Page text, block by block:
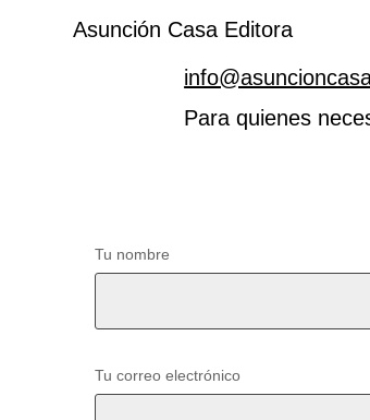
Asunción Casa Editora
Para quienes
Tu nombre
Tu correo electrónico